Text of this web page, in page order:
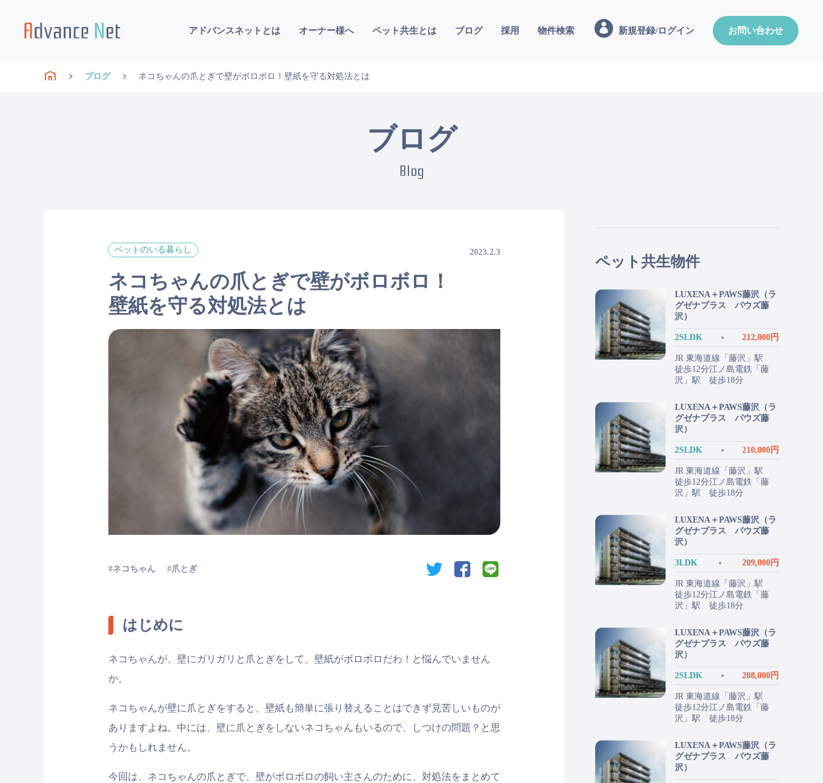
アドバンスネットとは オーナー様へ ペット共生とは ブログ 採用 物件検索 新規登録/ログイン お問い合わせ
ブログ ネコちゃんの爪とぎで壁がボロボロ！壁紙を守る対処法とは
ブログ
Blog
ペットのいる暮らし 2023.2.3
ネコちゃんの爪とぎで壁がボロボロ！
壁紙を守る対処法とは
ネコちゃん 爪とぎ twitter facebook
はじめに
ネコちゃんが、壁にガリガリと爪とぎをして、壁紙がボロボロだわ！と悩んでいません
か。
ネコちゃんが壁に爪とぎをすると、壁紙も簡単に張り替えることはできず見苦しいものが
ありますよね。中には、壁に爪とぎをしないネコちゃんもいるので、しつけの問題？と思
うかもしれません。
今回は、ネコちゃんの爪とぎで、壁がボロボロの飼い主さんのために、対処法をまとめて
ペット共生物件
LUXENA＋PAWS藤沢（ラ
グゼナプラス パウズ藤
沢）
2SLDK 212,000円
JR 東海道線「藤沢」駅
徒歩12分江ノ島電鉄「藤
沢」駅 徒歩18分
LUXENA＋PAWS藤沢（ラ
グゼナプラス パウズ藤
沢）
2SLDK 210,000円
JR 東海道線「藤沢」駅
徒歩12分江ノ島電鉄「藤
沢」駅 徒歩18分
LUXENA＋PAWS藤沢（ラ
グゼナプラス パウズ藤
沢）
3LDK 209,000円
JR 東海道線「藤沢」駅
徒歩12分江ノ島電鉄「藤
沢」駅 徒歩18分
LUXENA＋PAWS藤沢（ラ
グゼナプラス パウズ藤
沢）
2SLDK 208,000円
JR 東海道線「藤沢」駅
徒歩12分江ノ島電鉄「藤
沢」駅 徒歩18分
LUXENA＋PAWS藤沢（ラ
グゼナプラス パウズ藤
沢）